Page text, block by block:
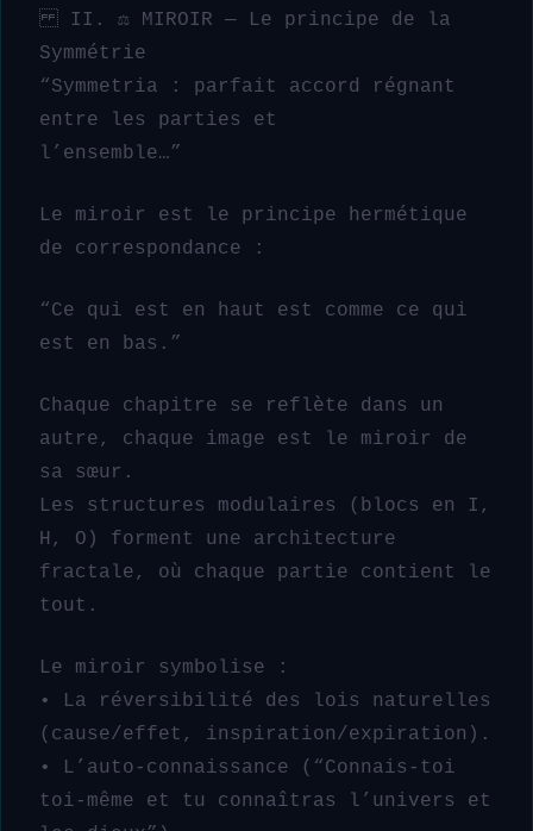
II. ⚖️ MIROIR — Le principe de la
Symmétrie
“Symmetria : parfait accord régnant
entre les parties et
l’ensemble…”
Le miroir est le principe hermétique
de correspondance :
“Ce qui est en haut est comme ce qui
est en bas.”
Chaque chapitre se reflète dans un
autre, chaque image est le miroir de
sa sœur.
Les structures modulaires (blocs en I,
H, O) forment une architecture
fractale, où chaque partie contient le
tout.
Le miroir symbolise :
• La réversibilité des lois naturelles
(cause/effet, inspiration/expiration).
• L’auto-connaissance (“Connais-toi
toi-même et tu connaîtras l’univers et